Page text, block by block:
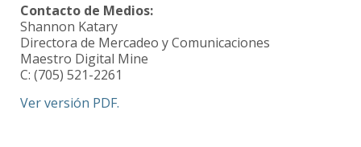
Contacto de Medios:
Shannon Katary
Directora de Mercadeo y Comunicaciones
Maestro Digital Mine
C: (705) 521-2261
Ver versión PDF.